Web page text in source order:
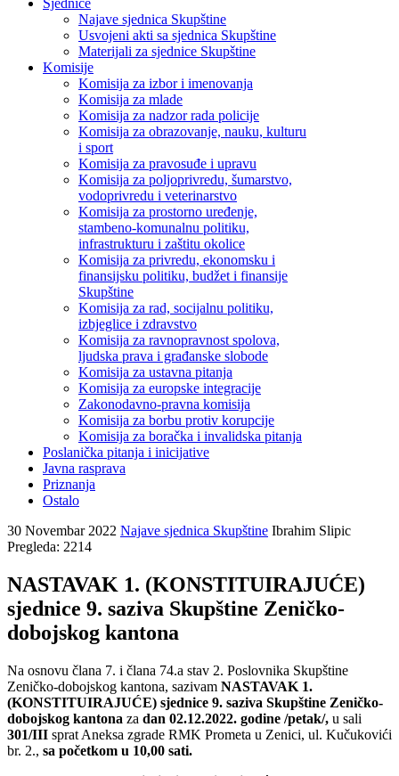
Najave sjednica Skupštine
Usvojeni akti sa sjednica Skupštine
Materijali za sjednice Skupštine
Komisije
Komisija za izbor i imenovanja
Komisija za mlade
Komisija za nadzor rada policije
Komisija za obrazovanje, nauku, kulturu
i sport
Komisija za pravosuđe i upravu
Komisija za poljoprivredu, šumarstvo,
vodoprivredu i veterinarstvo
Komisija za prostorno uređenje,
stambeno-komunalnu politiku,
infrastrukturu i zaštitu okolice
Komisija za privredu, ekonomsku i
finansijsku politiku, budžet i finansije
Skupštine
Komisija za rad, socijalnu politiku,
izbjeglice i zdravstvo
Komisija za ravnopravnost spolova,
ljudska prava i građanske slobode
Komisija za ustavna pitanja
Komisija za europske integracije
Zakonodavno-pravna komisija
Komisija za borbu protiv korupcije
Komisija za boračka i invalidska pitanja
Poslanička pitanja i inicijative
Javna rasprava
Priznanja
Ostalo
30 Novembar 2022 Najave sjednica Skupštine Ibrahim Slipic
Pregleda: 2214
NASTAVAK 1. (KONSTITUIRAJUĆE)
sjednice 9. saziva Skupštine Zeničko-
dobojskog kantona
Na osnovu člana 7. i člana 74.a stav 2. Poslovnika Skupštine
Zeničko-dobojskog kantona, sazivam NASTAVAK 1.
(KONSTITUIRAJUĆE) sjednice 9. saziva Skupštine Zeničko-
dobojskog kantona za dan 02.12.2022. godine /petak/, u sali
301/III sprat Aneksa zgrade RMK Prometa u Zenici, ul. Kučukovići
br. 2., sa početkom u 10,00 sati.